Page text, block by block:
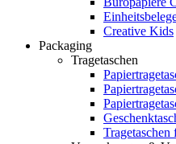
Creative Kids
Packaging
Tragetaschen